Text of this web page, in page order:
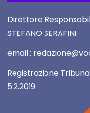
Direttore
STEFANO SERAFINI
email :
Registrazione
5.2.2019